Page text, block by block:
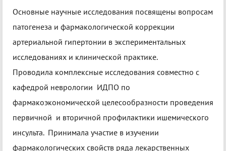
Основные научные исследования посвящены вопросам
патогенеза и фармакологической коррекции
артериальной гипертонии в экспериментальных
исследованиях и клинической практике.
Проводила комплексные исследования совместно с
кафедрой неврологии ИДПО по
фармакоэкономической целесообразности проведения
первичной и вторичной профилактики ишемического
инсульта. Принимала участие в изучении
фармакологических свойств ряда лекарственных